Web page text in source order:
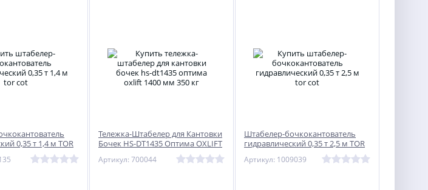
0,35 т 1,4 м TOR
Тележка-Штабелер для Кантовки
Бочек HS-DT1435 Оптима OXLIFT
Артикул: 700044
Штабелер-бочкокантователь
гидравлический 0,35 т 2,5 м TOR
Артикул: 1009039